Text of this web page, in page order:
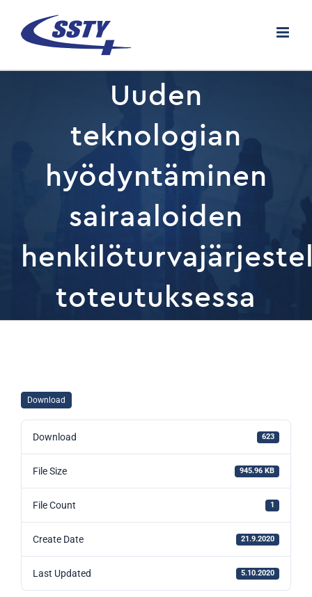
content
Uuden
teknologian
hyödyntäminen
sairaaloiden
toteutuksessa
Download
Download 623
File Size 945.96 KB
File Count 1
Create Date 21.9.2020
Last Updated 5.10.2020